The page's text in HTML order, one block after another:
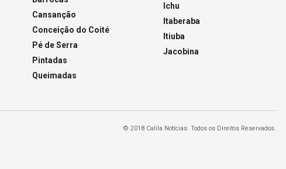
Cansanção
Conceição do Coité
Pé de Serra
Pintadas
Queimadas
Ichu
Itaberaba
Itiuba
Jacobina
© 2018 Calila Notícias. Todos os Direitos Reservados.